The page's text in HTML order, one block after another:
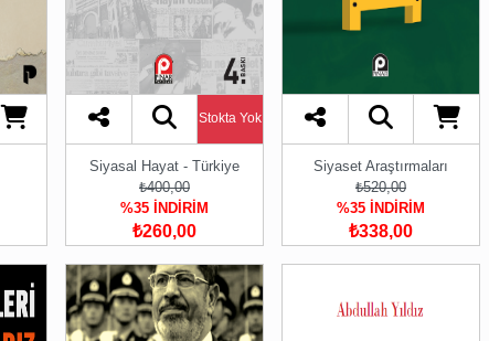
Stokta Yok
Siyasal Hayat - Türkiye
₺400,00
%35 İNDİRİM
₺260,00
Siyaset Araştırmaları
₺520,00
%35 İNDİRİM
₺338,00